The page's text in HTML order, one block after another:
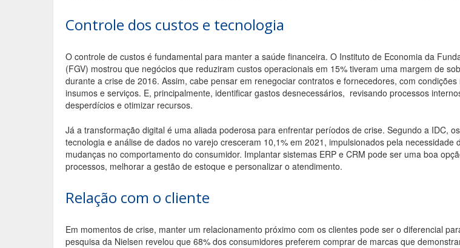
Controle dos custos e tecnologia
O controle de custos é fundamental para manter a saúde financeira. O Instituto de Economia da
(FGV) mostrou que negócios que reduziram custos operacionais em 15% tiveram uma margem de
durante a crise de 2016. Assim, cabe pensar em renegociar contratos e fornecedores, com
insumos e serviços. E, principalmente, identificar gastos desnecessários, revisando processos
desperdícios e otimizar recursos.
Já a transformação digital é uma aliada poderosa para enfrentar períodos de crise. Segundo a IDC,
tecnologia e análise de dados no varejo cresceram 10,1% em 2021, impulsionados pela necessidade
mudanças no comportamento do consumidor. Implantar sistemas ERP e CRM pode ser uma boa
processos, melhorar a gestão de estoque e personalizar o atendimento.
Relação com o cliente
Em momentos de crise, manter um relacionamento próximo com os clientes pode ser o diferencial
pesquisa da Nielsen revelou que 68% dos consumidores preferem comprar de marcas que